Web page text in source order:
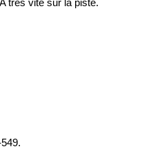
très vite sur la piste.